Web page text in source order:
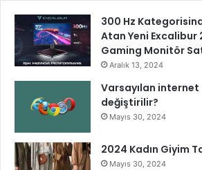
300 Hz
Atan Yeni Excalibur
Gaming Monitör
Aralık 13, 2024
Varsayılan internet
değiştirilir?
Mayıs 30, 2024
2024 Kadın Giyim
Mayıs 30, 2024